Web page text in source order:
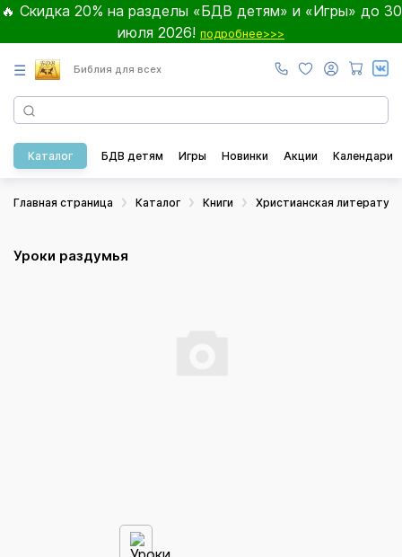
🔥 Скидка 20% на разделы «БДВ детям» и «Игры» до 30
июля 2026! подробнее>>>
☰ Библия для всех
Каталог БДВ детям Игры Новинки Акции Календари
Главная страница Каталог Книги Христианская литература
Уроки раздумья